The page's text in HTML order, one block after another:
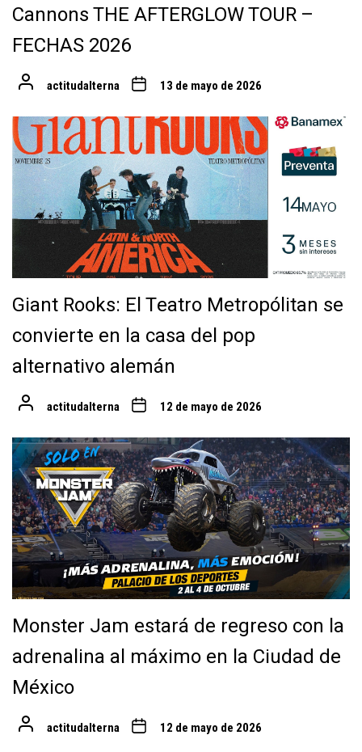
Cannons THE AFTERGLOW TOUR –
FECHAS 2026
actitudalterna 13 de mayo de 2026
Giant Rooks: El Teatro Metropólitan se
convierte en la casa del pop
alternativo alemán
actitudalterna 12 de mayo de 2026
Monster Jam estará de regreso con la
adrenalina al máximo en la Ciudad de
México
actitudalterna 12 de mayo de 2026